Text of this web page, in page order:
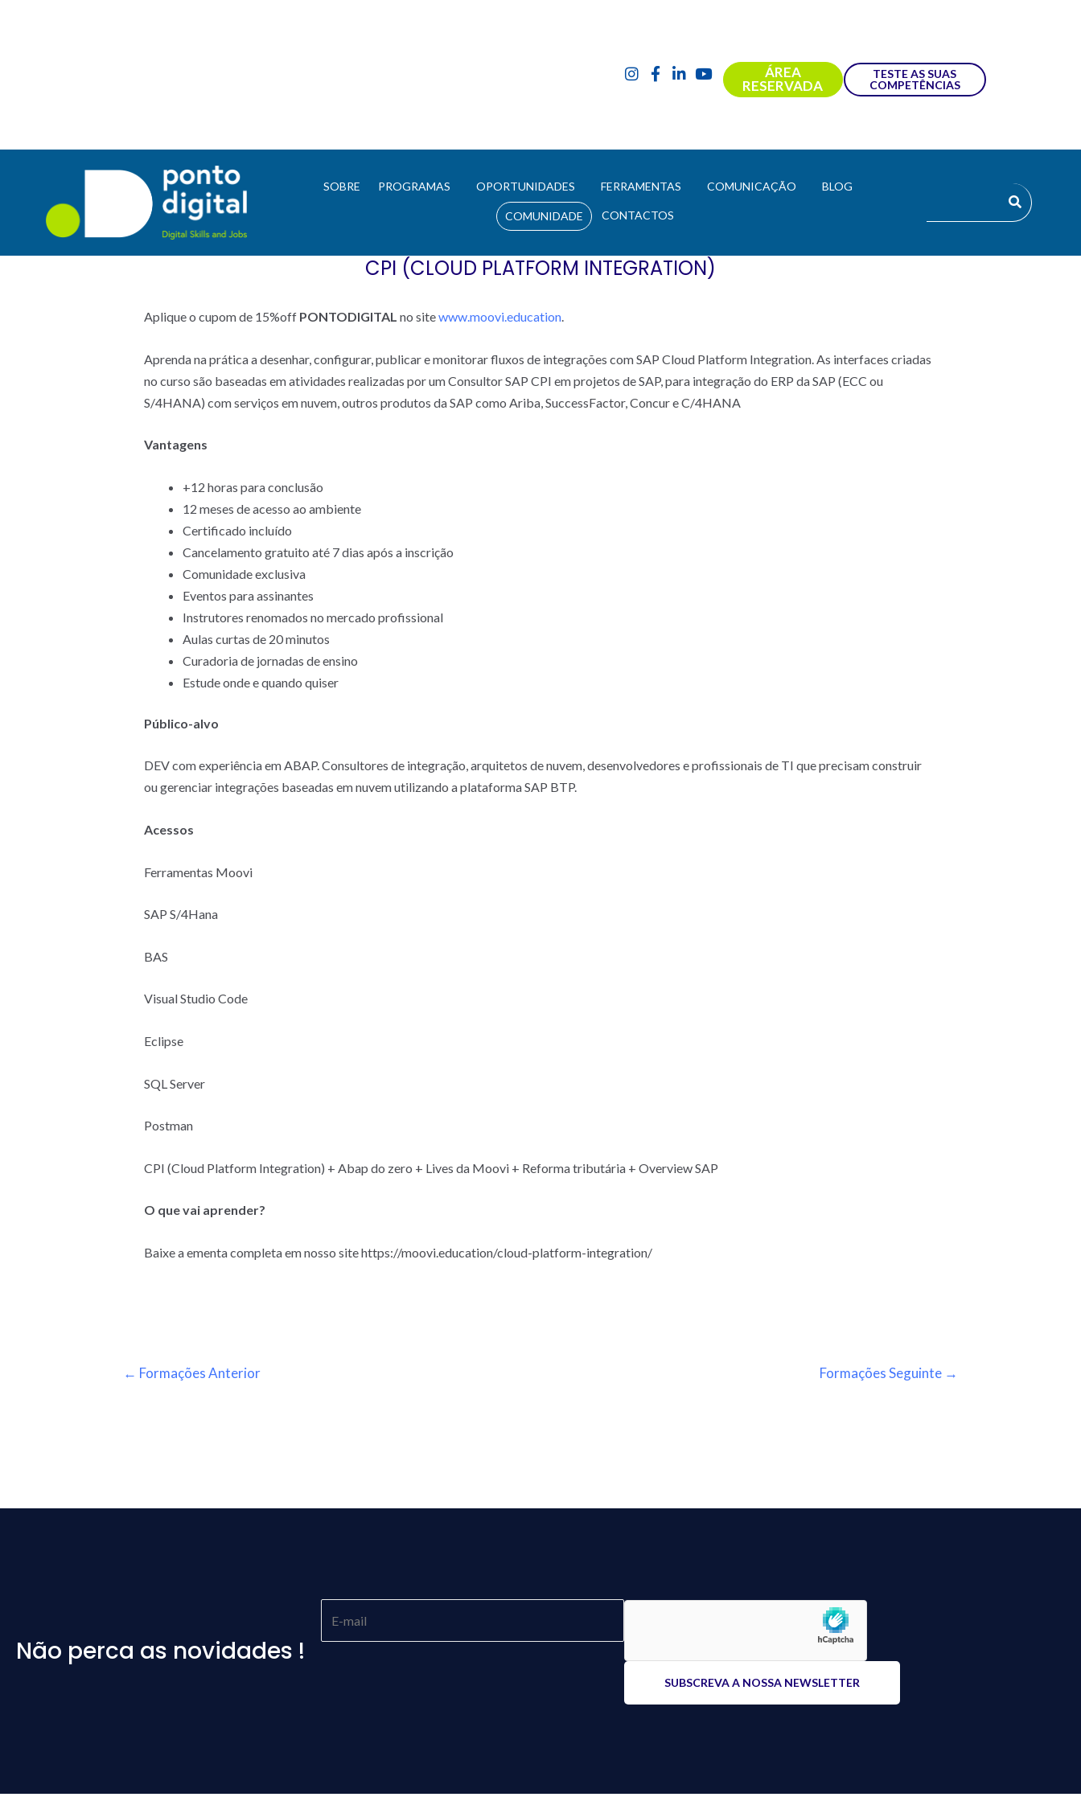
ÁREA
RESERVADA
TESTE AS SUAS
COMPETÊNCIAS
SOBRE PROGRAMAS OPORTUNIDADES FERRAMENTAS COMUNICAÇÃO BLOG
COMUNIDADE CONTACTOS
CPI (CLOUD PLATFORM INTEGRATION)
Aplique o cupom de 15%off PONTODIGITAL no sitewww.moovi.education.
Aprenda na prática a desenhar, configurar, publicar e monitorar fluxos de integrações com SAP Cloud Platform Integration. As interfaces criadas
no curso são baseadas em atividades realizadas por um Consultor SAP CPI em projetos de SAP, para integração do ERP da SAP (ECC ou
S/4HANA) com serviços em nuvem, outros produtos da SAP como Ariba, SuccessFactor, Concur e C/4HANA
Vantagens
+12 horas para conclusão
12 meses de acesso ao ambiente
Certificado incluído
Cancelamento gratuito até 7 dias após a inscrição
Comunidade exclusiva
Eventos para assinantes
Instrutores renomados no mercado profissional
Aulas curtas de 20 minutos
Curadoria de jornadas de ensino
Estude onde e quando quiser
Público-alvo
DEV com experiência em ABAP. Consultores de integração, arquitetos de nuvem, desenvolvedores e profissionais de TI que precisam construir
ou gerenciar integrações baseadas em nuvem utilizando a plataforma SAP BTP.
Acessos
Ferramentas Moovi
SAP S/4Hana
BAS
Visual Studio Code
Eclipse
SQL Server
Postman
CPI (Cloud Platform Integration) + Abap do zero + Lives da Moovi + Reforma tributária + Overview SAP
O que vai aprender?
Baixe a ementa completa em nosso site https://moovi.education/cloud-platform-integration/
← Formações Anterior Formações Seguinte →
Não perca as novidades !